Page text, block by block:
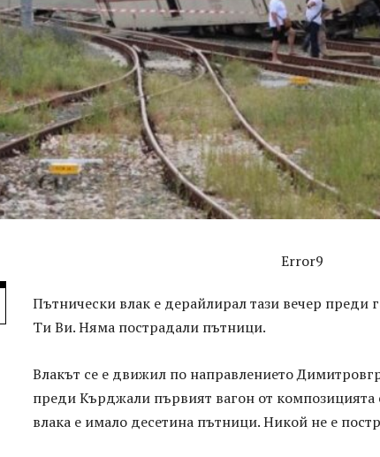
Error9
Пътнически влак е дерайлирал тази вечер
Ти Ви. Няма пострадали пътници.
Влакът се е движил по направлението
преди Кърджали първият вагон от композицията
влака е имало десетина пътници. Никой не е